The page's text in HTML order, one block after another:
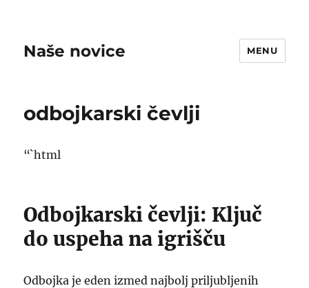
Naše novice MENU
odbojkarski čevlji
“`html
Odbojkarski čevlji: Ključ
do uspeha na igrišču
Odbojka je eden izmed najbolj priljubljenih